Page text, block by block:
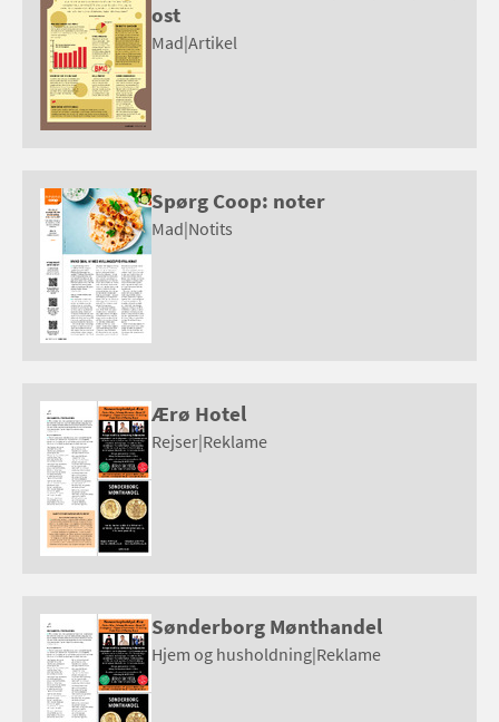
ost
Mad|Artikel
Spørg Coop: noter
Mad|Notits
Ærø Hotel
Rejser|Reklame
Sønderborg Mønthandel
Hjem og husholdning|Reklame